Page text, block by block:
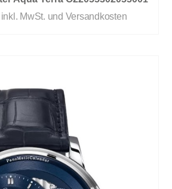
inkl. MwSt. und Versandkosten